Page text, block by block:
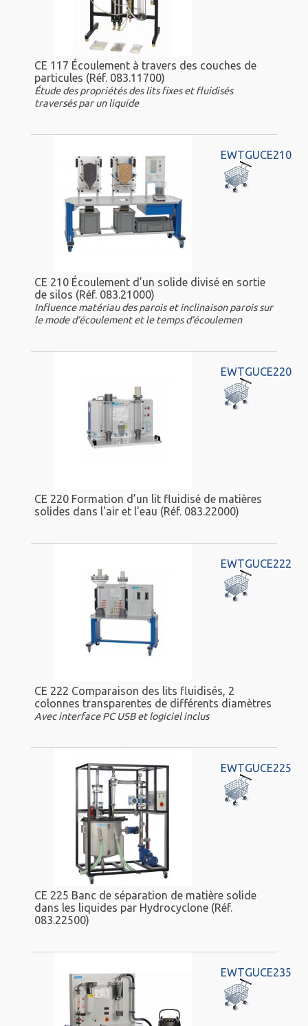
CE 117 Écoulement à travers des couches de
particules (Réf. 083.11700)
Étude des propriétés des lits fixes et fluidisés
traversés par un liquide
EWTGUCE210
CE 210 Écoulement d’un solide divisé en sortie
de silos (Réf. 083.21000)
Influence matériau des parois et inclinaison parois sur
le mode d’écoulement et le temps d’écoulemen
EWTGUCE220
CE 220 Formation d’un lit fluidisé de matières
solides dans l'air et l'eau (Réf. 083.22000)
EWTGUCE222
CE 222 Comparaison des lits fluidisés, 2
colonnes transparentes de différents diamètres
Avec interface PC USB et logiciel inclus
EWTGUCE225
CE 225 Banc de séparation de matière solide
dans les liquides par Hydrocyclone (Réf.
083.22500)
EWTGUCE235